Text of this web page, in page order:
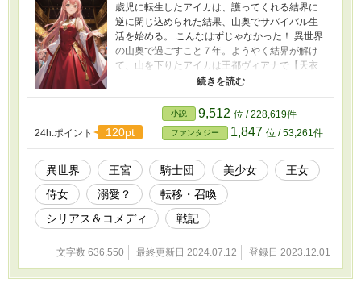
歳児に転生したアイカは、護ってくれる結界に
逆に閉じ込められた結果、山奥でサバイバル生
活を始める。 こんなはずじゃなかった！ 異世界
の山奥で過ごすこと７年。ようやく結界が解け
て、山を下りたアイカは王都ヴィアナで【天衣
無縫の無頼姫】の異名をとる第３王女リティア
と出会う。 珍しい物好きの王女に気に入られた
アイカは、なんと侍女に取り立てられて王宮
に！ やっと始まった異世界生活は、美男美女ぞ
ろいの王宮生活！ 右を見ても左を見ても「愛で
たい」美人に美少女！ 美男子に美少年ばかり！
アイカとリティア、まだまだ幼い侍女と王女が
数奇な運命をたどる異世界王宮ファンタジー戦
記。
24h.ポイント 120pt
小説 9,512 位 / 228,619件
ファンタジー 1,847 位 / 53,261件
異世界 王宮 騎士団 美少女
王女
侍女
溺愛？
転移・召喚
シリアス＆コメディ
戦記
文字数 636,550 最終更新日 2024.07.12 登録日 2023.12.01